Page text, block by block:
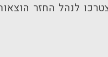
לנהל החזר